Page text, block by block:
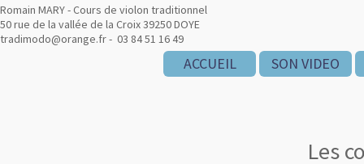
Romain MARY - Cours de violon traditionnel
50 rue de la vallée de la Croix 39250 DOYE
tradimodo@orange.fr - 03 84 51 16 49
ACCUEIL SON VIDEO
Les